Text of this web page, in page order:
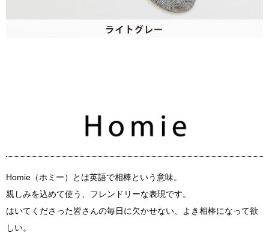
Homie（ホミー）とは英語で相棒という意味。
親しみを込めて使う、フレンドリーな表現です。
はいてくださった皆さんの毎日に欠かせない、よき相棒になって欲
しい。